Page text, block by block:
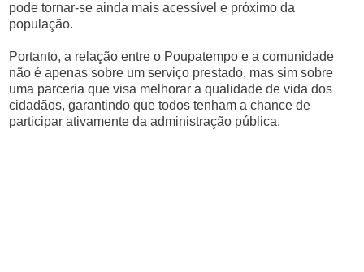
pode tornar-se ainda mais acessível e próximo da
população.
Portanto, a relação entre o Poupatempo e a comunidade
não é apenas sobre um serviço prestado, mas sim sobre
uma parceria que visa melhorar a qualidade de vida dos
cidadãos, garantindo que todos tenham a chance de
participar ativamente da administração pública.